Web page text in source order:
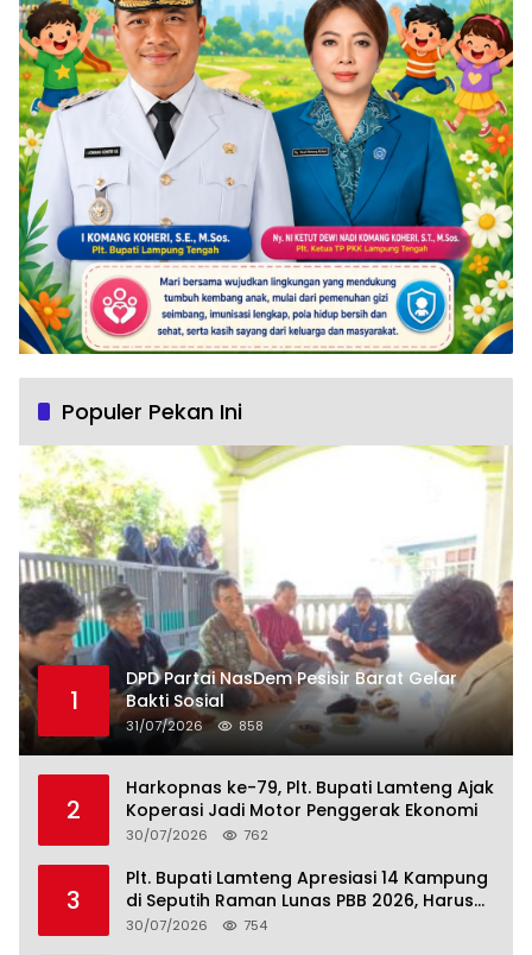
Populer Pekan Ini
1
DPD Partai NasDem Pesisir Barat Gelar
Bakti Sosial
31/07/2026 858
2
Harkopnas ke-79, Plt. Bupati Lamteng Ajak
Koperasi Jadi Motor Penggerak Ekonomi
30/07/2026 762
3
Plt. Bupati Lamteng Apresiasi 14 Kampung
di Seputih Raman Lunas PBB 2026, Harus
Jadi Contoh!
30/07/2026 754